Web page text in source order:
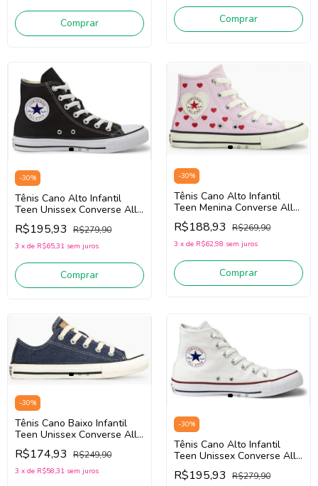
Comprar Comprar
-30%
Tênis Cano Alto Infantil
Teen Unissex Converse All
Star CK1563 (Preto) Tecido
R$195,93 R$279,90
3 x de R$65,31 sem juros
Comprar
-30%
Tênis Cano Alto Infantil
Teen Menina Converse All
Star CK1456/CK1454 (Rosa)
Tecido
R$188,93 R$269,90
3 x de R$62,98 sem juros
Comprar
-30%
Tênis Cano Baixo Infantil
Teen Unissex Converse All
Star CK1643/CK1641 (Jeans)
Tecido
R$174,93 R$249,90
3 x de R$58,31 sem juros
-30%
Tênis Cano Alto Infantil
Teen Unissex Converse All
Star CK1563 (Branco)
Tecido
R$195,93 R$279,90